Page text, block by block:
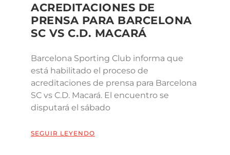
ACREDITACIONES DE
PRENSA PARA BARCELONA
SC VS C.D. MACARÁ
Barcelona Sporting Club informa que
está habilitado el proceso de
acreditaciones de prensa para Barcelona
SC vs C.D. Macará. El encuentro se
disputará el sábado
SEGUIR LEYENDO